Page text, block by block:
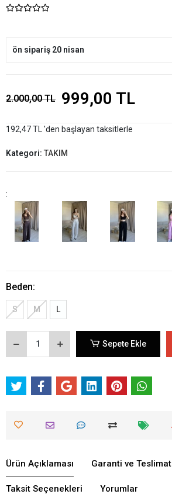
ön sipariş 20 nisan
2.000,00 TL 999,00 TL
192,47 TL 'den başlayan taksitlerle
Kategori: TAKIM
:
Beden:
S M L
Sepete Ekle
Ürün Açıklaması Garanti ve Teslimat
Taksit Seçenekleri Yorumlar